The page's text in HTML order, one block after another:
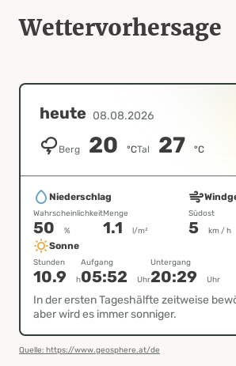
Wettervorhersage
heute 08.08.2026
Berg 20 °CTal 27 °C
Niederschlag
Wahrscheinlichkeit
50 %
Menge
1.1 l/m²
Südost
5 km / h
Sonne
Stunden
10.9 h
Aufgang
05:52 Uhr
Untergang
20:29 Uhr
In der ersten Tageshälfte zeitweise
aber wird es immer sonniger.
Quelle: https://www.geosphere.at/de